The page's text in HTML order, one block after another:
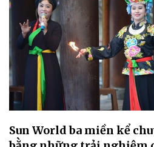
Sun World ba miền kể